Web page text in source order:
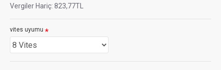
Vergiler Hariç: 823,77TL
vites uyumu